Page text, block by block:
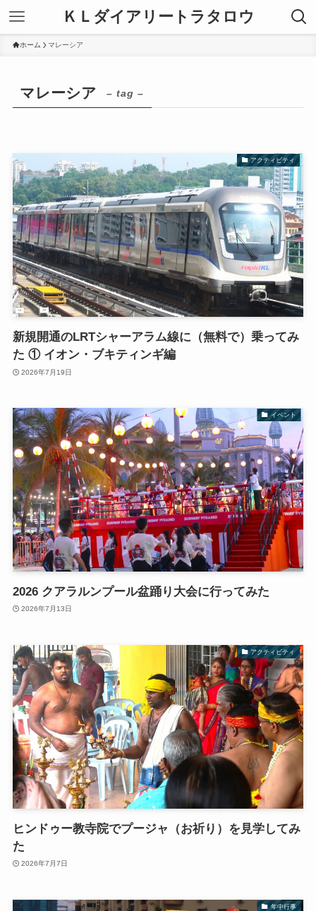
ＫＬダイアリートラタロウ
ホーム マレーシア
マレーシア – tag –
アクティビティ
新規開通のLRTシャーアラム線に（無料で）乗ってみ
た ① イオン・ブキティンギ編
2026年7月19日
イベント
2026 クアラルンプール盆踊り大会に行ってみた
2026年7月13日
アクティビティ
ヒンドゥー教寺院でプージャ（お祈り）を見学してみ
た
2026年7月7日
年中行事